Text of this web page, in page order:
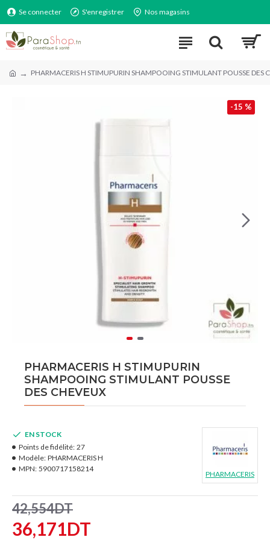
Se connecter S'enregistrer Nos magasins
PHARMACERIS H STIMUPURIN SHAMPOOING STIMULANT POUSSE DES
-15 %
PHARMACERIS H STIMUPURIN
SHAMPOOING STIMULANT POUSSE
DES CHEVEUX
36,171DT
42,554DT
EN STOCK
Points de fidélité: 27
Modèle: PHARMACERIS H
MPN: 5900717158214
PHARMACERIS